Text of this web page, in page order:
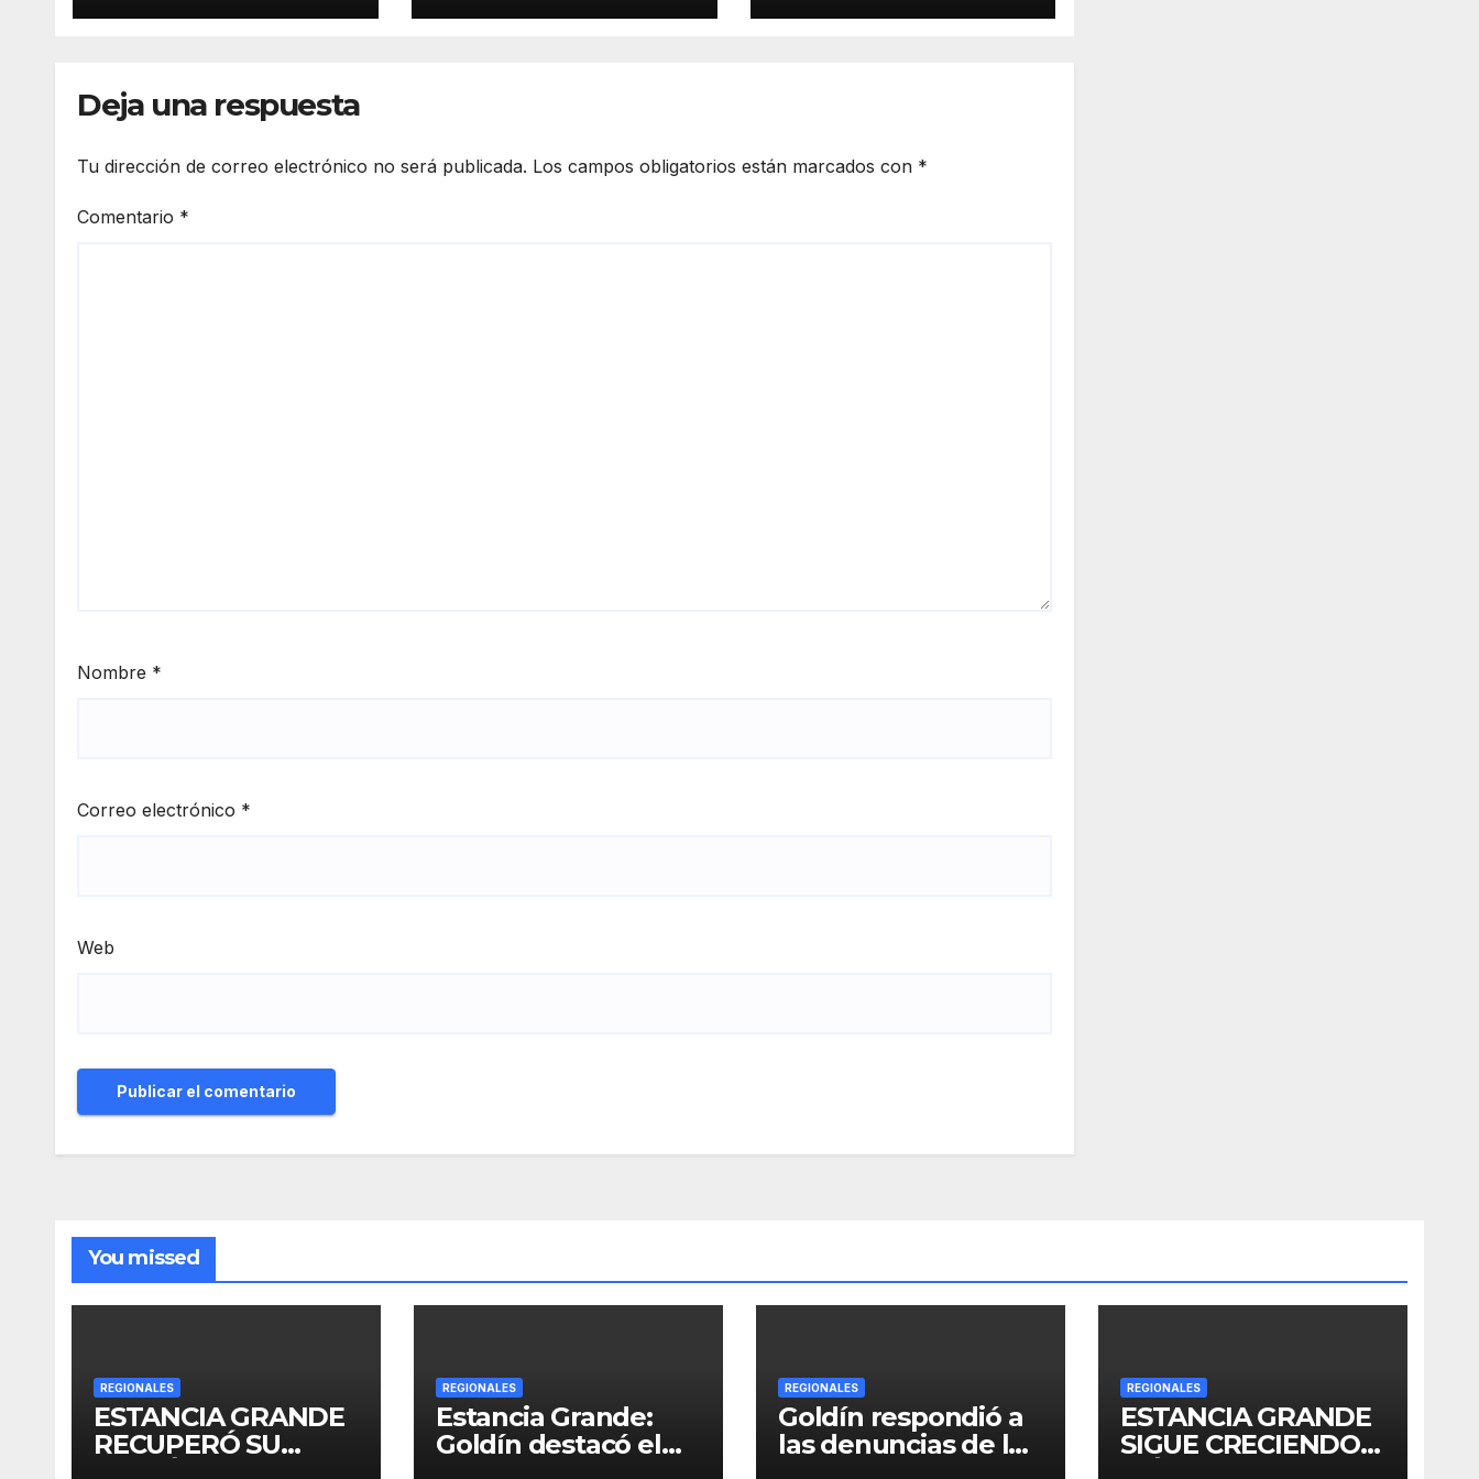
sean protagonistas
Deja una respuesta
Tu dirección de correo electrónico no será publicada. Los campos obligatorios están marcados con *
Comentario *
Nombre *
Correo electrónico *
Web
You missed
REGIONALES
ESTANCIA GRANDE
RECUPERÓ SU
REGIONALES
Estancia Grande:
Goldín destacó el
REGIONALES
Goldín respondió a
las denuncias de los
REGIONALES
ESTANCIA GRANDE
SIGUE CRECIENDO: